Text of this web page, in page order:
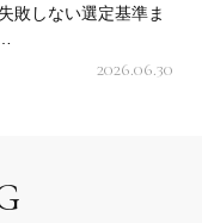
敗しない選定基準ま
2026.06.30